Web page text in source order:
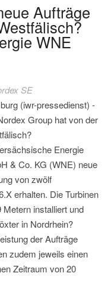
Aufträge
WNE
SE
(iwr-pressedienst) -
Group hat von der
Energie
& Co. KG (WNE) neue
von zwölf
erhalten. Die Turbinen
installiert und
in Nordrhein?
der Aufträge
zudem jeweils einen
Zeitraum von 20